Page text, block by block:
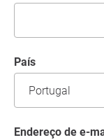
País
Endereço de e-